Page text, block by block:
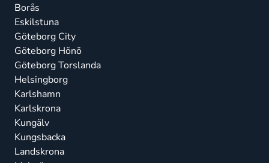
Borås
Eskilstuna
Göteborg City
Göteborg Hönö
Göteborg Torslanda
Helsingborg
Karlshamn
Karlskrona
Kungälv
Kungsbacka
Landskrona